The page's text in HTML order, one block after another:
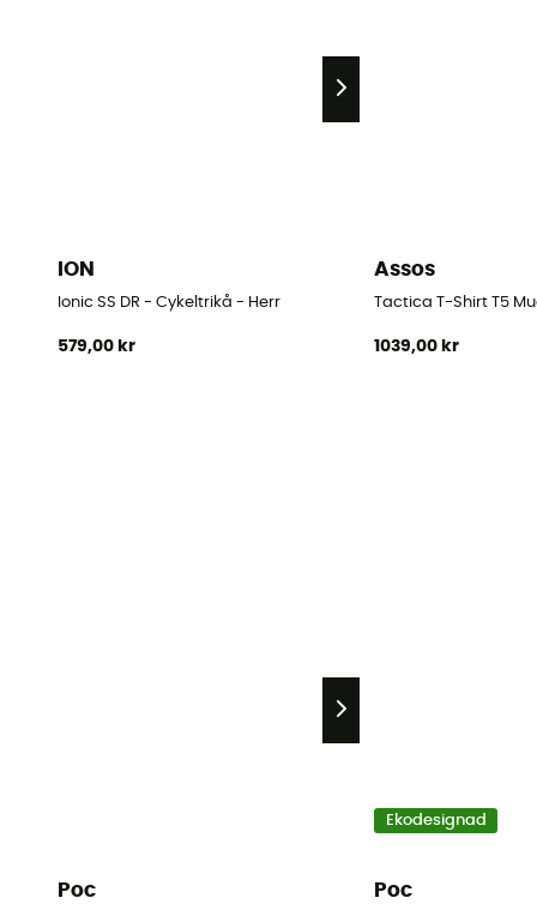
ION
Ionic SS DR - Cykeltrikå - Herr
579,00 kr
Assos
Tactica T-Shirt T5
1039,00 kr
Poc
Ekodesignad
Poc